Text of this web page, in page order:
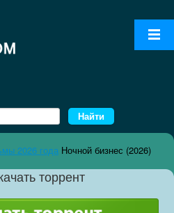
2026 года Ночной бизнес (2026)
торрент